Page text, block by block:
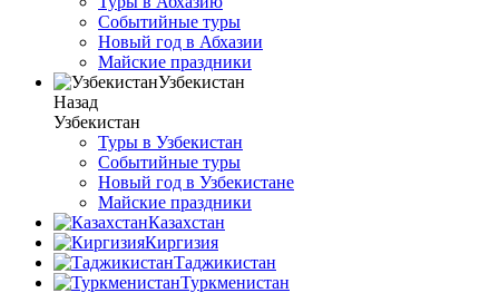
Событийные туры
Новый год в Абхазии
Майские праздники
Узбекистан
Назад
Узбекистан
Туры в Узбекистан
Событийные туры
Новый год в Узбекистане
Майские праздники
Казахстан
Киргизия
Таджикистан
Туркменистан